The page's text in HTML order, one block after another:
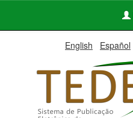
English Español